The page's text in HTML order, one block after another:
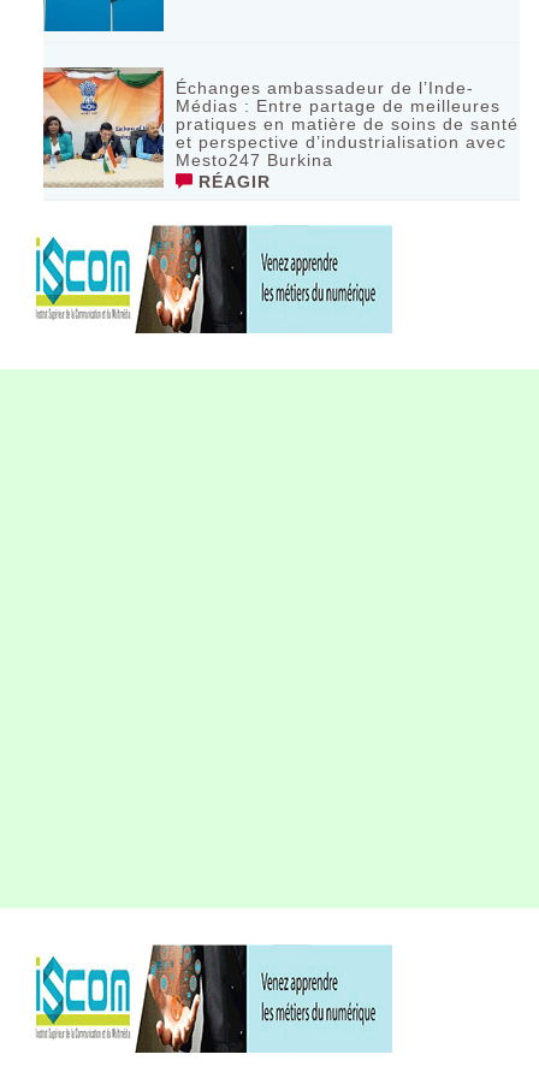
Échanges ambassadeur de l’Inde-
Médias : Entre partage de meilleures
pratiques en matière de soins de santé
et perspective d’industrialisation avec
Mesto247 Burkina
RÉAGIR